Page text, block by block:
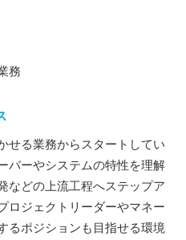
務
せる業務からスタートしてい
バーやシステムの特性を理解
などの上流工程へステップア
ロジェクトリーダーやマネー
るポジションも目指せる環境